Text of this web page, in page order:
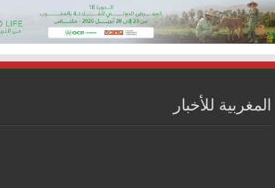
المغربية للأخبار